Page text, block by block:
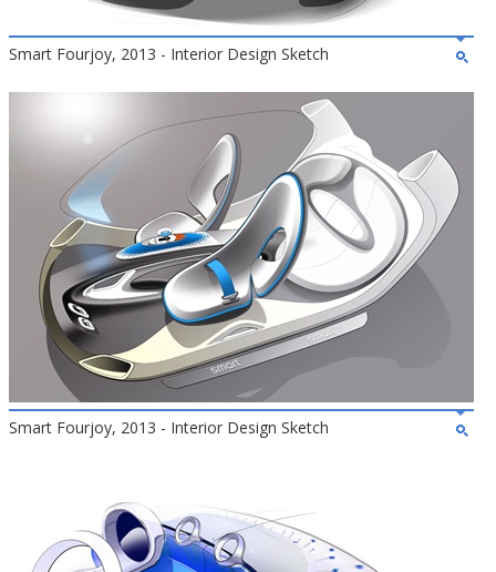
Smart Fourjoy, 2013 - Interior Design Sketch
Smart Fourjoy, 2013 - Interior Design Sketch